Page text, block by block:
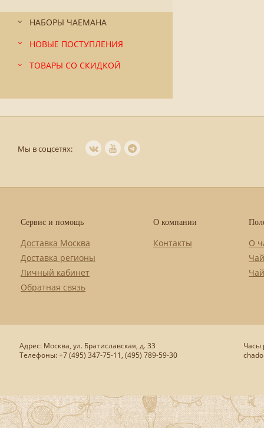
НАБОРЫ ЧАЕМАНА
НОВЫЕ ПОСТУПЛЕНИЯ
ТОВАРЫ СО СКИДКОЙ
Мы в соцсетях:
Сервис и помощь
Доставка Москва
Доставка регионы
Личный кабинет
Обратная связь
О компании
Контакты
О
Адрес: Москва, ул. Братиславская, д. 33
Телефоны: +7 (495) 347-75-11, (495) 789-59-30
Часы